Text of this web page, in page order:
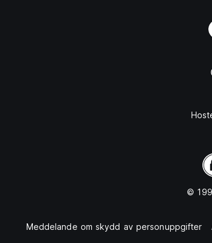
©
Meddelande om skydd av personuppgifter